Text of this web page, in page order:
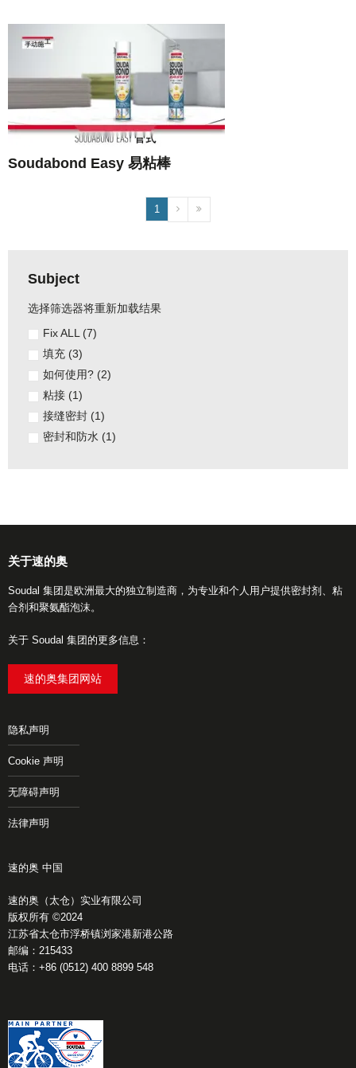
Subject
选择筛选器将重新加载结果
Fix ALL (7)
填充 (3)
如何使用? (2)
粘接 (1)
接缝密封 (1)
密封和防水 (1)
Soudabond Easy 易粘棒
1
关于速的奥
Soudal 集团是欧洲最大的独立制造商，为专业和个人用户提供密封剂、粘
合剂和聚氨酯泡沫。
关于 Soudal 集团的更多信息：
速的奥集团网站
隐私声明
Cookie 声明
无障碍声明
法律声明
速的奥 中国
速的奥（太仓）实业有限公司
版权所有 ©2024
江苏省太仓市浮桥镇浏家港新港公路
邮编：215433
电话：+86 (0512) 400 8899 548